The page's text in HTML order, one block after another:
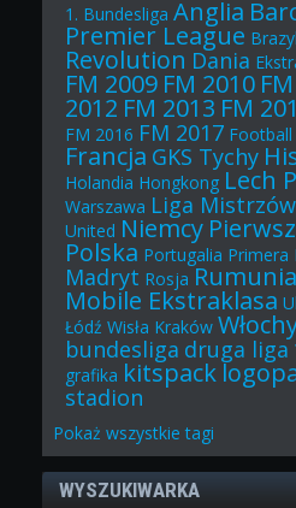
1. Bundesliga Anglia
Premier League
Revolution Dania
FM 2009 FM 2010
2012 FM 2013 FM
FM 2016 FM 2017
Francja GKS Tychy
Holandia Hongkong Lech
Warszawa Liga Mistrzów
United Niemcy
Polska Portugalia Primera
Madryt Rosja Rumunia
Mobile Ekstraklasa
Łódź Wisła Kraków
bundesliga druga liga
grafika kitspack
stadion
Pokażwszystkie tagi
WYSZUKIWARKA